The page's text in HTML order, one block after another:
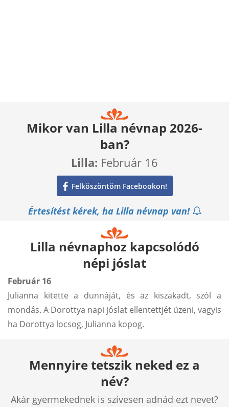
Mikor van Lilla névnap 2026-
ban?
Lilla: Február 16
Felköszöntöm Facebookon!
Értesítést kérek, ha Lilla névnap van!
Lilla névnaphoz kapcsolódó
népi jóslat
Február 16
Julianna kitette a dunnáját, és az kiszakadt, szól a
mondás. A Dorottya napi jóslat ellentettjét üzeni, vagyis
ha Dorottya locsog, Julianna kopog.
Mennyire tetszik neked ez a
név?
Akár gyermekednek is szívesen adnád ezt nevet?